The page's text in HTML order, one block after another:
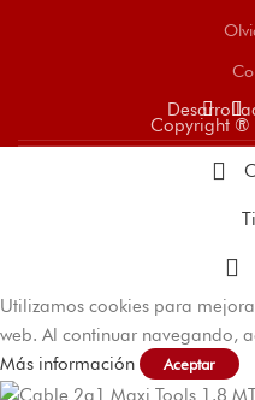
Copyright ®
Utilizamos cookies para
web. Al continuar navegando,
Más información
Aceptar